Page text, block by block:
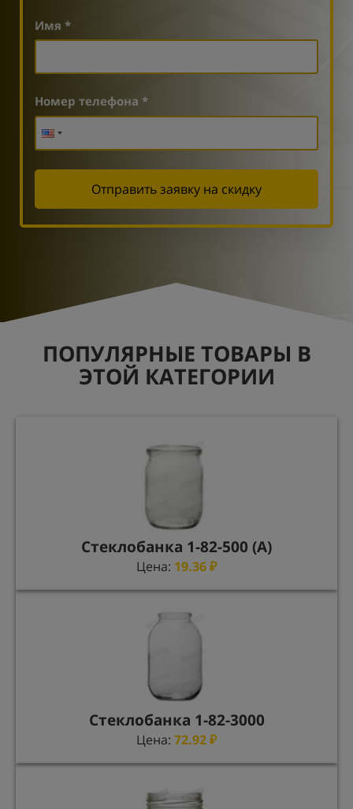
Имя *
Номер телефона *
Отправить заявку на скидку
ПОПУЛЯРНЫЕ ТОВАРЫ В
ЭТОЙ КАТЕГОРИИ
Стеклобанка 1-82-500 (А)
Цена: 19.36₽
Стеклобанка 1-82-3000
Цена: 72.92₽